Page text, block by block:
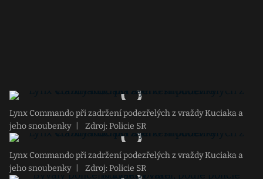
Lynx Commando při zadržení podezřelých z vraždy Kuciaka a
jeho snoubenky
Zdroj: Policie SR
Lynx Commando při zadržení podezřelých z vraždy Kuciaka a
jeho snoubenky
Zdroj: Policie SR